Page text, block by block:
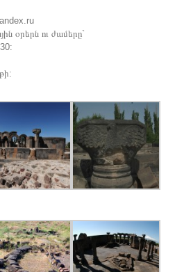
օրերն ու ժամերը`